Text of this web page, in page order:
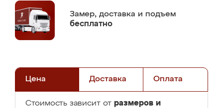
Замер, доставка и подъем
бесплатно
Цена Доставка Оплата
Стоимость зависит от размеров и